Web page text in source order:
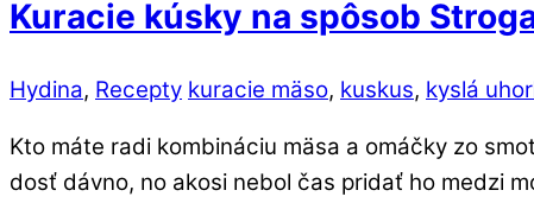
Kuracie kúsky na spôsob
Hydina, Recepty kuracie mäso, kuskus, kyslá
Kto máte radi kombináciu mäsa a omáčky zo
dosť dávno, no akosi nebol čas pridať ho medzi